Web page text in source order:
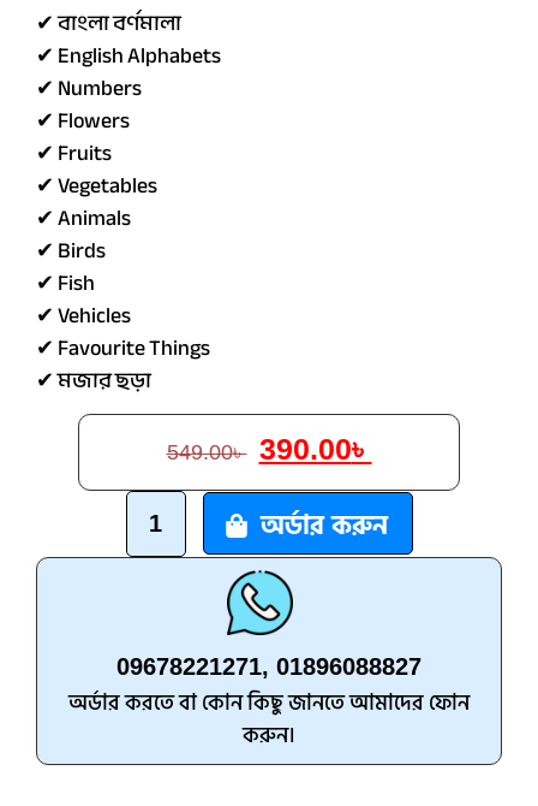
✔ বাংলা বর্ণমালা
✔ English Alphabets
✔ Numbers
✔ Flowers
✔ Fruits
✔ Vegetables
✔ Animals
✔ Birds
✔ Fish
✔ Vehicles
✔ Favourite Things
✔ মজার ছড়া
549.00৳ 390.00৳
অর্ডার করুন
09678221271, 01896088827
অর্ডার করতে বা কোন কিছু জানতে আমাদের ফোন
করুন।